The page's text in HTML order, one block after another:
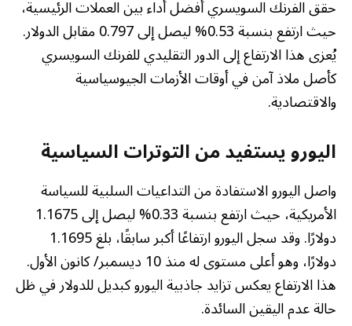
حقق الفرنك السويسري أفضل أداء بين العملات الرئيسية،
حيث ارتفع بنسبة 0.53% ليصل إلى 0.797 مقابل الدولار.
يُعزى هذا الارتفاع إلى الدور التقليدي للفرنك السويسري
كأصل ملاذ آمن في أوقات الأزمات الجيوسياسية
والاقتصادية.
اليورو يستفيد من التوترات السياسية
واصل اليورو الاستفادة من التداعيات السلبية للسياسة
الأمريكية، حيث ارتفع بنسبة 0.33% ليصل إلى 1.1675
دولارًا. وقد سجل اليورو ارتفاعًا أكبر سابقًا، بلغ 1.1695
دولارًا، وهو أعلى مستوى له منذ 10 ديسمبر/ كانون الأول.
هذا الارتفاع يعكس تزايد جاذبية اليورو كبديل للدولار في ظل
حالة عدم اليقين السائدة.